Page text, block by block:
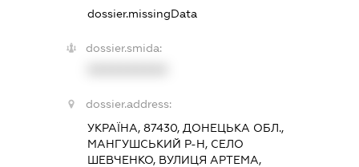
dossier.missingData
dossier.smida:
dossier.address:
УКРАЇНА, 87430, ДОНЕЦЬКА ОБЛ.,
МАНГУШСЬКИЙ Р-Н, СЕЛО
ШЕВЧЕНКО, ВУЛИЦЯ АРТЕМА,